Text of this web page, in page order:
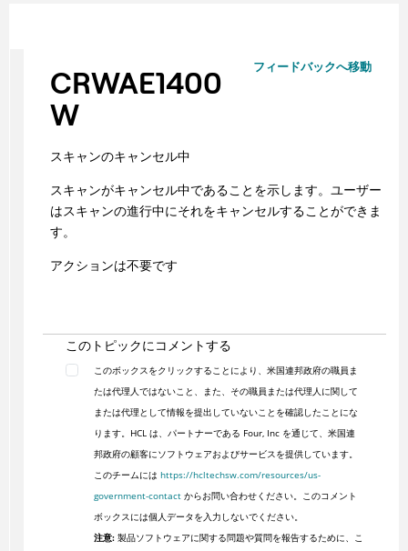
フィードバックへ移動
CRWAE1400
W
スキャンのキャンセル中
スキャンがキャンセル中であることを示します。ユーザー
はスキャンの進行中にそれをキャンセルすることができま
す。
アクションは不要です
このトピックにコメントする
このボックスをクリックすることにより、米国連邦政府の職員ま
たは代理人ではないこと、また、その職員または代理人に関して
または代理として情報を提出していないことを確認したことにな
ります。HCL は、パートナーである Four, Inc を通じて、米国連
邦政府の顧客にソフトウェアおよびサービスを提供しています。
このチームには https://hcltechsw.com/resources/us-
government-contactからお問い合わせください。このコメント
ボックスには個人データを入力しないでください。
注意:製品ソフトウェアに関する問題や質問を報告するために、こ